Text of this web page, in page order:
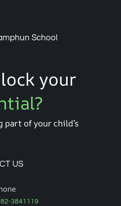
School
your
part of your child’s
US
3841119